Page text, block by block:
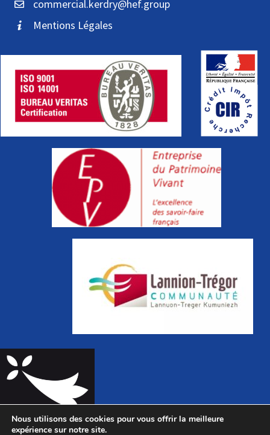
commercial.kerdry@hef.group
Mentions Légales
Nous utilisons des cookies pour vous offrir la meilleure
expérience sur notre site.